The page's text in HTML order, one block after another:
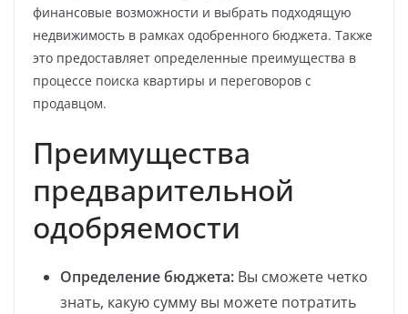
финансовые возможности и выбрать подходящую
недвижимость в рамках одобренного бюджета. Также
это предоставляет определенные преимущества в
процессе поиска квартиры и переговоров с
продавцом.
Преимущества
предварительной
одобряемости
Определение бюджета: Вы сможете четко
знать, какую сумму вы можете потратить